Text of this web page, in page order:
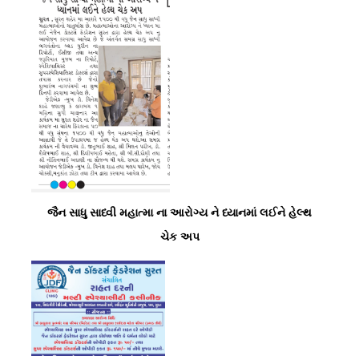
જૈન સાધુ સાધ્વી મહાત્મા ના આરોગ્ય ને ધ્યાનમાં લઈને હેલ્થ
ચેક અપ